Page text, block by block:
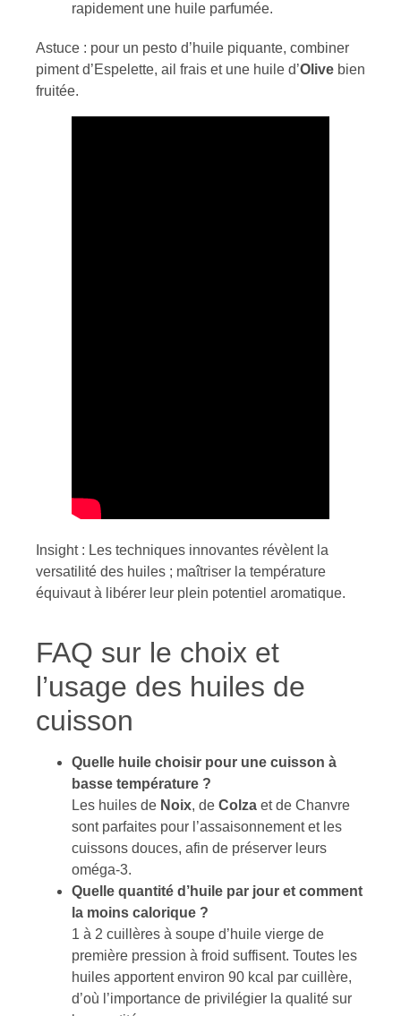
rapidement une huile parfumée.
Astuce : pour un pesto d’huile piquante, combiner
piment d’Espelette, ail frais et une huile d’Olive bien
fruitée.
Insight : Les techniques innovantes révèlent la
versatilité des huiles ; maîtriser la température
équivaut à libérer leur plein potentiel aromatique.
FAQ sur le choix et
l’usage des huiles de
cuisson
Quelle huile choisir pour une cuisson à
basse température ?
Les huiles de Noix, de Colza et de Chanvre
sont parfaites pour l’assaisonnement et les
cuissons douces, afin de préserver leurs
oméga-3.
Quelle quantité d’huile par jour et comment
la moins calorique ?
1 à 2 cuillères à soupe d’huile vierge de
première pression à froid suffisent. Toutes les
huiles apportent environ 90 kcal par cuillère,
d’où l’importance de privilégier la qualité sur